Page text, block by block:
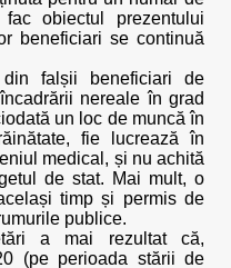
obiectul prezentului
beneficiari se continuă
falșii beneficiari de
nereale în grad
un loc de muncă în
fie lucrează în
medical, și nu achită
de stat. Mai mult, o
timp și permis de
publice.
a mai rezultat că,
(pe perioada stării de